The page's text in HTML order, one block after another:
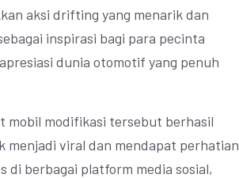
aksi drifting yang menarik dan
inspirasi bagi para pecinta
dunia otomotif yang penuh
mobil modifikasi tersebut berhasil
menjadi viral dan mendapat perhatian
di berbagai platform media sosial,